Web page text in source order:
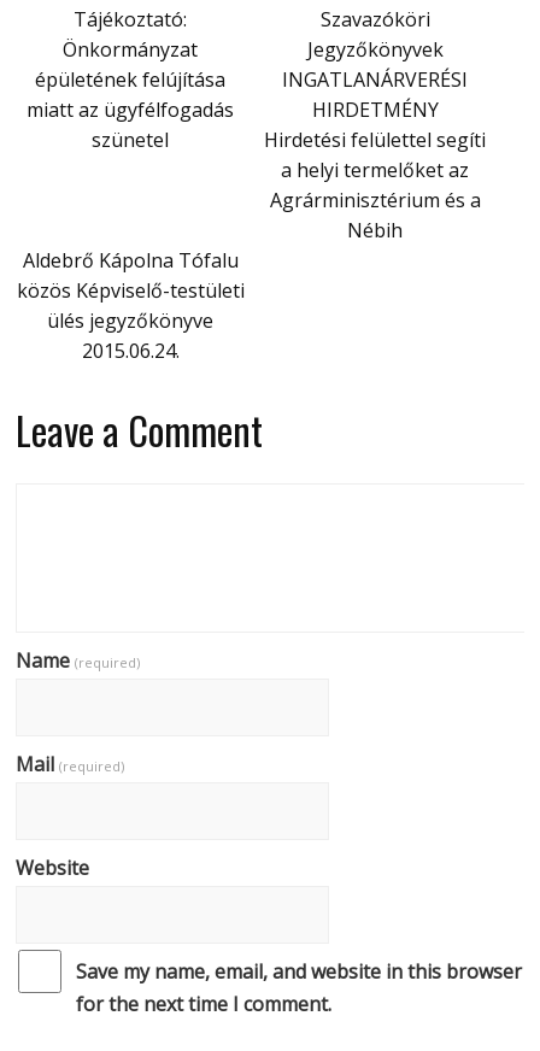
Tájékoztató:
Önkormányzat
épületének felújítása
miatt az ügyfélfogadás
szünetel
Szavazóköri
Jegyzőkönyvek
INGATLANÁRVERÉSI
HIRDETMÉNY
Hirdetési felülettel segíti
a helyi termelőket az
Agrárminisztérium és a
Nébih
Aldebrő Kápolna Tófalu
közös Képviselő-testületi
ülés jegyzőkönyve
2015.06.24.
Leave a Comment
Name(required)
Mail(required)
Website
Save my name, email, and website in this browser
for the next time I comment.